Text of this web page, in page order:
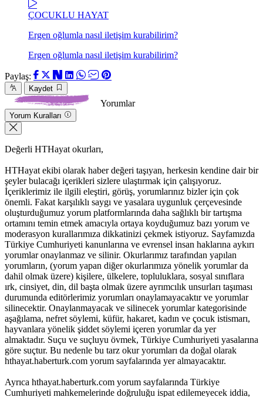
ÇOCUKLU HAYAT
Ergen oğlumla nasıl iletişim kurabilirim?
Ergen oğlumla nasıl iletişim kurabilirim?
Paylaş:
Kaydet
Yorumlar
Yorum Kuralları
Değerli HTHayat okurları,
HTHayat ekibi olarak haber değeri taşıyan, herkesin kendine dair bir
şeyler bulacağı içerikleri sizlere ulaştırmak için çalışıyoruz.
İçeriklerimiz ile ilgili eleştiri, görüş, yorumlarınız bizler için çok
önemli. Fakat karşılıklı saygı ve yasalara uygunluk çerçevesinde
oluşturduğumuz yorum platformlarında daha sağlıklı bir tartışma
ortamını temin etmek amacıyla ortaya koyduğumuz bazı yorum ve
moderasyon kurallarımıza dikkatinizi çekmek istiyoruz. Sayfamızda
Türkiye Cumhuriyeti kanunlarına ve evrensel insan haklarına aykırı
yorumlar onaylanmaz ve silinir. Okurlarımız tarafından yapılan
yorumların, (yorum yapan diğer okurlarımıza yönelik yorumlar da
dahil olmak üzere) kişilere, ülkelere, topluluklara, sosyal sınıflara
ırk, cinsiyet, din, dil başta olmak üzere ayrımcılık unsurları taşıması
durumunda editörlerimiz yorumları onaylamayacaktır ve yorumlar
silinecektir. Onaylanmayacak ve silinecek yorumlar kategorisinde
aşağılama, nefret söylemi, küfür, hakaret, kadın ve çocuk istismarı,
hayvanlara yönelik şiddet söylemi içeren yorumlar da yer
almaktadır. Suçu ve suçluyu övmek, Türkiye Cumhuriyeti yasalarına
göre suçtur. Bu nedenle bu tarz okur yorumları da doğal olarak
hthayat.haberturk.com yorum sayfalarında yer almayacaktır.
Ayrıca hthayat.haberturk.com yorum sayfalarında Türkiye
Cumhuriyeti mahkemelerinde doğruluğu ispat edilemeyecek iddia,